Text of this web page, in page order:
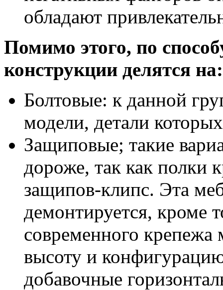
обладают
Помимо этого, по
конструкции делятся на:
Болтовые: к данной
модели, детали
Защиповые; такие
дороже, так как полки
защипов-клипс. Эта
демонтируется, кроме
современного крепежа
высоту и
добавочные